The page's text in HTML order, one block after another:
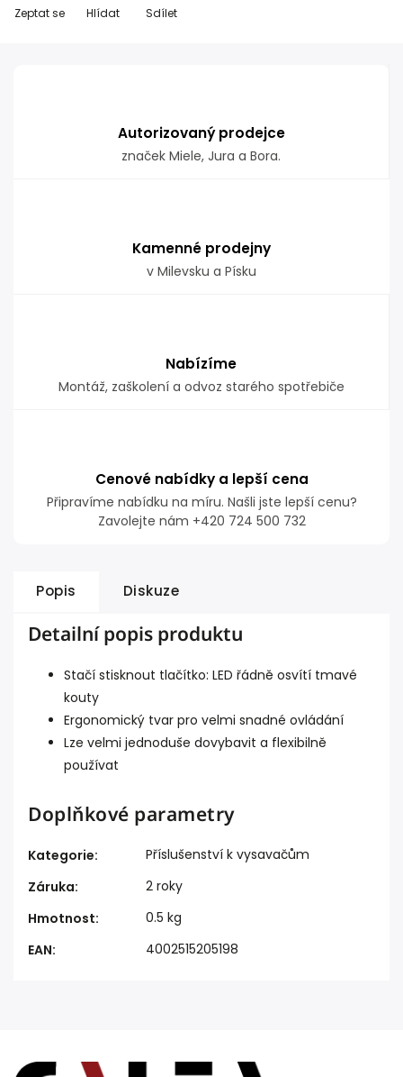
Zeptat se Hlídat Sdílet
Autorizovaný prodejce
značek Miele, Jura a Bora.
Kamenné prodejny
v Milevsku a Písku
Nabízíme
Montáž, zaškolení a odvoz starého spotřebiče
Cenové nabídky a lepší cena
Připravíme nabídku na míru. Našli jste lepší cenu?
Zavolejte nám +420 724 500 732
Popis Diskuze
Detailní popis produktu
Stačí stisknout tlačítko: LED řádně osvítí tmavé
kouty
Ergonomický tvar pro velmi snadné ovládání
Lze velmi jednoduše dovybavit a flexibilně
používat
Doplňkové parametry
Kategorie:
Příslušenství k vysavačům
Záruka:
2 roky
Hmotnost:
0.5 kg
EAN: 4002515205198